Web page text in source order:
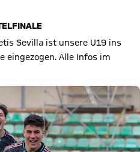
Sevilla ist unsere U19 ins
eingezogen. Alle Infos im